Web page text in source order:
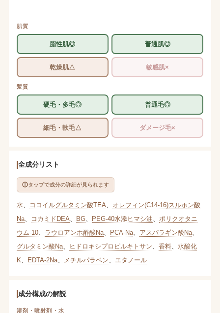
肌質
脂性肌◎ 普通肌◎
乾燥肌△ 敏感肌×
髪質
硬毛・多毛◎ 普通毛◎
細毛・軟毛△ ダメージ毛×
全成分リスト
タップで成分の詳細が見られます
水 ココイルグルタミン酸TEA
オレフィン(C14-16)スルホン酸
Na、 コカミドDEA BG、 PEG-40水添ヒマシ油
ポリクオタニ
ウム-10、 ラウロアンホ酢酸Na、 PCA-Na、 アスパラギン酸Na、
グルタミン酸Na、 ヒドロキシプロピルキトサン 香料、 水酸化
K
EDTA-2Na、 メチルパラベン エタノール
成分構成の解説
溶剤・噴射剤・水